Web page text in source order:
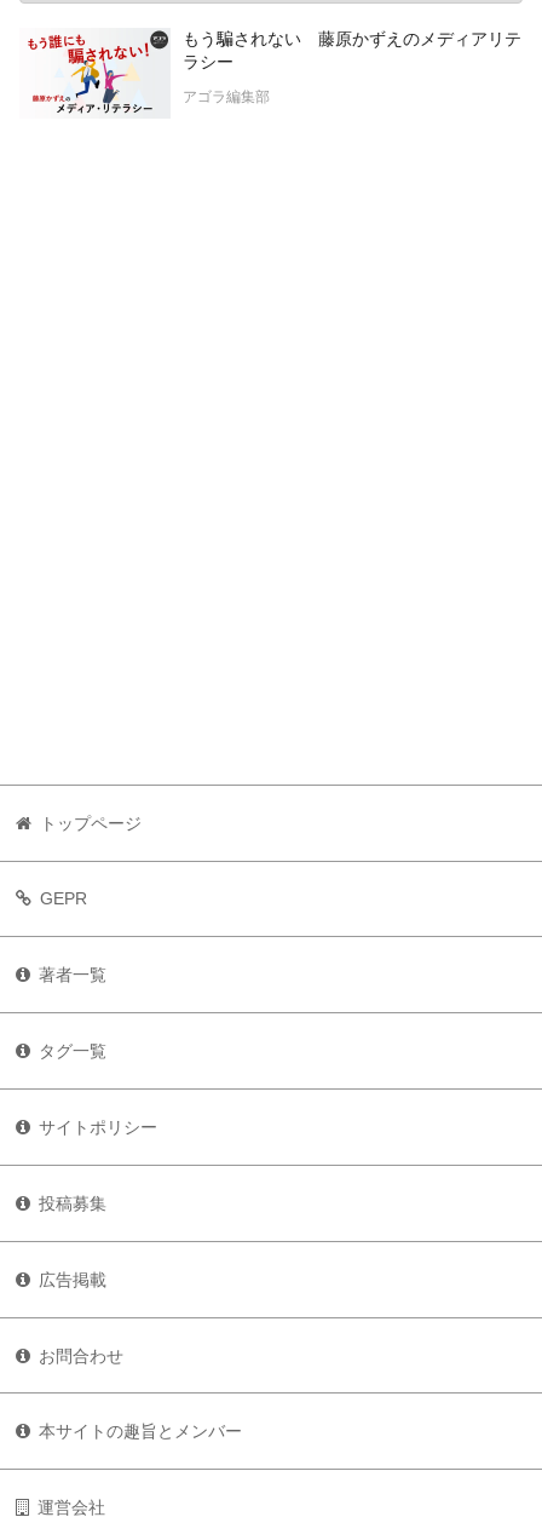
もう騙されない 藤原かずえのメディアリテ
ラシー
アゴラ編集部
トップページ
GEPR
著者一覧
タグ一覧
サイトポリシー
投稿募集
広告掲載
お問合わせ
本サイトの趣旨とメンバー
運営会社